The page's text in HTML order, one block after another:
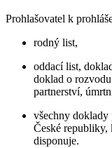
Prohlašovatel k
rodný list,
oddací list,
doklad o
partnerství,
všechny doklady
České
disponuje.